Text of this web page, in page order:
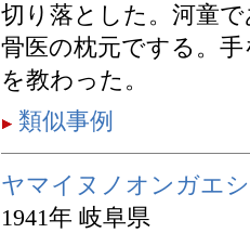
切り落とした。河童
骨医の枕元でする。
を教わった。
類似事例
ヤマイヌノオンガエシ
1941年 岐阜県